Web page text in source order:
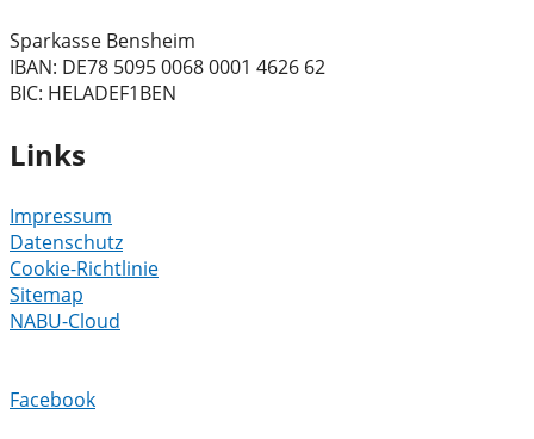
Sparkasse Bensheim
IBAN: DE78 5095 0068 0001 4626 62
BIC: HELADEF1BEN
Links
Impressum
Datenschutz
Cookie-Richtlinie
Sitemap
NABU-Cloud
Facebook